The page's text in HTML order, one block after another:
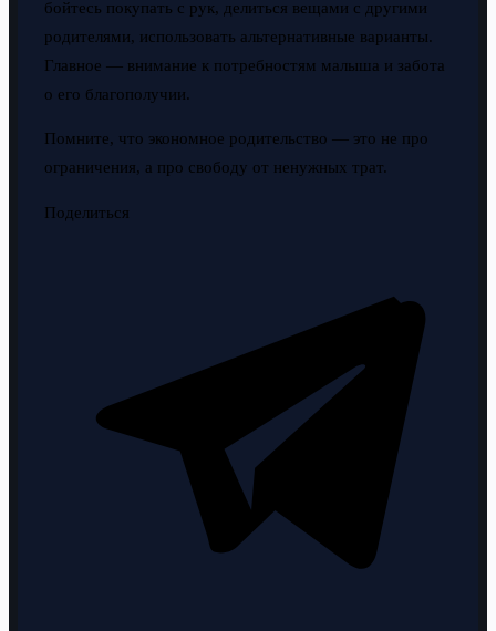
бойтесь покупать с рук, делиться вещами с другими
родителями, использовать альтернативные варианты.
Главное — внимание к потребностям малыша и забота
о его благополучии.
Помните, что экономное родительство — это не про
ограничения, а про свободу от ненужных трат.
Поделиться